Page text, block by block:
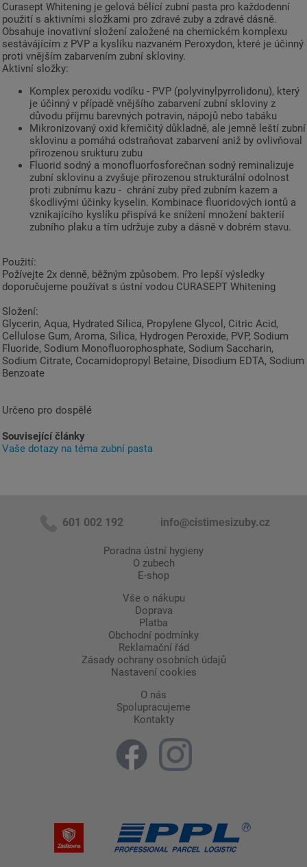
Curasept Whitening je gelová bělící zubní pasta pro každodenní
použití s aktivními složkami pro zdravé zuby a zdravé dásně.
Obsahuje inovativní složení založené na chemickém komplexu
sestávájícím z PVP a kyslíku nazvaném Peroxydon, které je účinný
proti vnějším zabarvením zubní skloviny.
Aktivní složky:
Komplex peroxidu vodíku - PVP (polyvinylpyrrolidonu), který
je účinný v případě vnějšího zabarvení zubní skloviny z
důvodu příjmu barevných potravin, nápojů nebo tabáku
Mikronizovaný oxid křemičitý důkladně, ale jemně leští zubní
sklovinu a pomáhá odstraňovat zabarvení aniž by ovlivňoval
přirozenou srukturu zubu
Fluorid sodný a monofluorfosforečnan sodný reminalizuje
zubní sklovinu a zvyšuje přirozenou strukturální odolnost
proti zubnímu kazu - chrání zuby před zubním kazem a
škodlivými účinky kyselin. Kombinace fluoridových iontů a
vznikajícího kyslíku přispívá ke snížení množení bakterií
zubního plaku a tím udržuje zuby a dásně v dobrém stavu.
Použití:
Požívejte 2x denně, běžným způsobem. Pro lepší výsledky
doporučujeme používat s ústní vodou CURASEPT Whitening
Složení:
Glycerin, Aqua, Hydrated Silica, Propylene Glycol, Citric Acid,
Cellulose Gum, Aroma, Silica, Hydrogen Peroxide, PVP, Sodium
Fluoride, Sodium Monofluorophosphate, Sodium Saccharin,
Sodium Citrate, Cocamidopropyl Betaine, Disodium EDTA, Sodium
Benzoate
Určeno pro dospělé
Související články
Vaše dotazy na téma zubní pasta
601 002 192 info@cistimesizuby.cz
Poradna ústní hygieny
O zubech
E-shop
Vše o nákupu
Doprava
Platba
Obchodní podmínky
Reklamační řád
Zásady ochrany osobních údajů
Nastavení cookies
O nás
Spolupracujeme
Kontakty